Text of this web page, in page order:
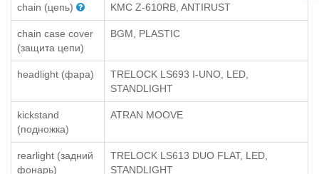
chain (цепь) KMC Z-610RB, ANTIRUST
chain case cover
(защита цепи)
BGM, PLASTIC
headlight (фара)
TRELOCK LS693 I-UNO, LED,
STANDLIGHT
kickstand
(подножка)
ATRAN MOOVE
rearlight (задний
фонарь)
TRELOCK LS613 DUO FLAT, LED,
STANDLIGHT